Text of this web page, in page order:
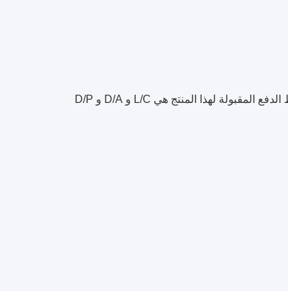
ج: شروط الدفع المقبولة لهذا المنتج هي L/C و D/A و D/P